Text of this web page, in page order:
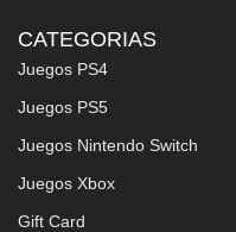
CATEGORIAS
Juegos PS4
Juegos PS5
Juegos Nintendo Switch
Juegos Xbox
Gift Card